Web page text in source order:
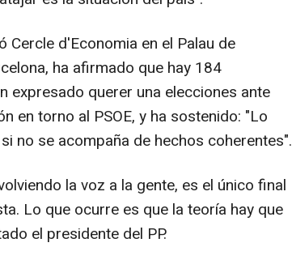
Cercle d'Economia en el Palau de
ha afirmado que hay 184
expresado querer una elecciones ante
en torno al PSOE, y ha sostenido: "Lo
no se acompaña de hechos coherentes".
la voz a la gente, es el único final
Lo que ocurre es que la teoría hay que
el presidente del PP.